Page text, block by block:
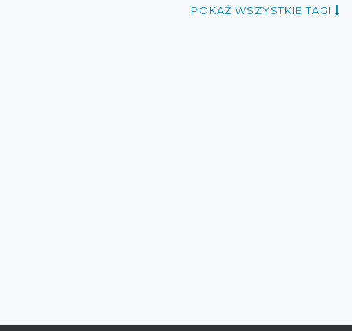
aktualne promocje w sieciówkach promocje sierpień
POKAŻ WSZYSTKIE TAGI